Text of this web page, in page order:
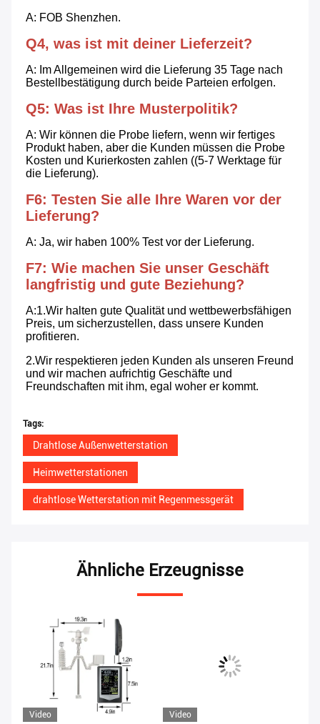
A: FOB Shenzhen.
Q4, was ist mit deiner Lieferzeit?
A: Im Allgemeinen wird die Lieferung 35 Tage nach
Bestellbestätigung durch beide Parteien erfolgen.
Q5: Was ist Ihre Musterpolitik?
A: Wir können die Probe liefern, wenn wir fertiges
Produkt haben, aber die Kunden müssen die Probe
Kosten und Kurierkosten zahlen ((5-7 Werktage für
die Lieferung).
F6: Testen Sie alle Ihre Waren vor der
Lieferung?
A: Ja, wir haben 100% Test vor der Lieferung.
F7: Wie machen Sie unser Geschäft
langfristig und gute Beziehung?
A:1.Wir halten gute Qualität und wettbewerbsfähigen
Preis, um sicherzustellen, dass unsere Kunden
profitieren.
2.Wir respektieren jeden Kunden als unseren Freund
und wir machen aufrichtig Geschäfte und
Freundschaften mit ihm, egal woher er kommt.
Tags:
Drahtlose Außenwetterstation
Heimwetterstationen
drahtlose Wetterstation mit Regenmessgerät
Ähnliche Erzeugnisse
Video